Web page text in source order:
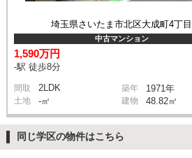
埼玉県さいたま市北区大成町4丁目
中古マンション
1,590万円
-駅 徒歩8分
間取 2LDK 築年 1971年
土地 -㎡ 建物 48.82㎡
同じ学区の物件はこちら